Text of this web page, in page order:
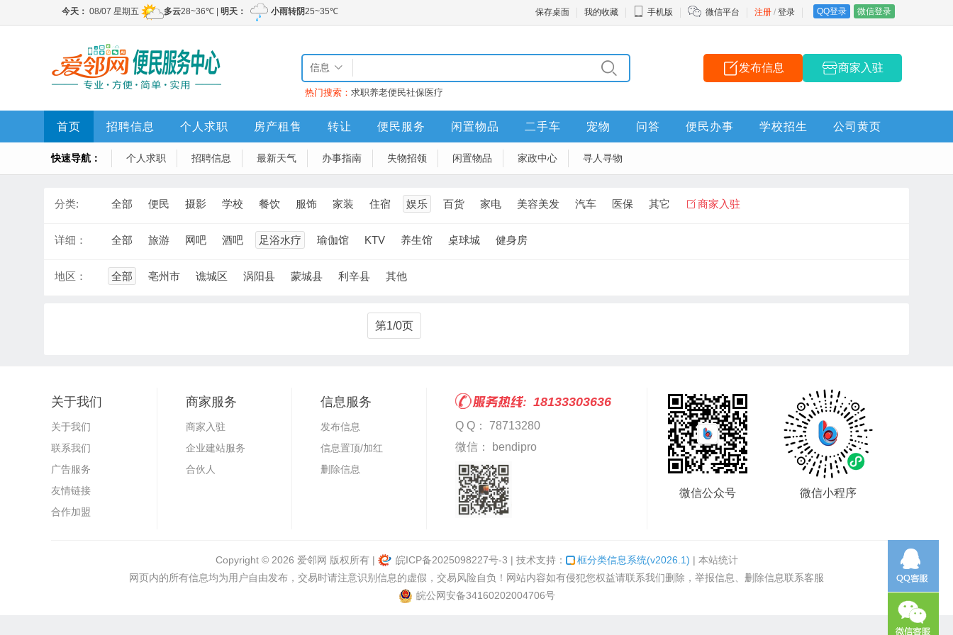
注册 / 登录 QQ登录 微信登录
保存桌面 我的收藏 手机版 微信平台
信息
热门搜索： 求职养老便民社保医疗
发布信息 商家入驻
首页 招聘信息 个人求职 房产租售 转让 便民服务 闲置物品 二手车 宠物 问答 便民办事 学校招生 公司黄页
快速导航： 个人求职 招聘信息 最新天气 办事指南 失物招领 闲置物品 家政中心 寻人寻物
分类: 全部 便民 摄影 学校 餐饮 服饰 家装 住宿 娱乐 百货 家电 美容美发 汽车 医保 其它 商家入驻
详细： 全部 旅游 网吧 酒吧 足浴水疗 瑜伽馆 KTV 养生馆 桌球城 健身房
地区： 全部 亳州市 谯城区 涡阳县 蒙城县 利辛县 其他
第1/0页
关于我们
关于我们
联系我们
广告服务
友情链接
合作加盟
商家服务
商家入驻
企业建站服务
合伙人
信息服务
发布信息
信息置顶/加红
删除信息
18133303636
Q Q： 78713280
微信： bendipro
微信公众号 微信小程序
Copyright © 2026 爱邻网 版权所有 | 皖ICP备2025098227号-3 | 技术支持： 框分类信息系统(v2026.1) | 本站统计
网页内的所有信息均为用户自由发布，交易时请注意识别信息的虚假，交易风险自负！网站内容如有侵犯您权益请联系我们删除，举报信息、删除信息联系客服
皖公网安备34160202004706号